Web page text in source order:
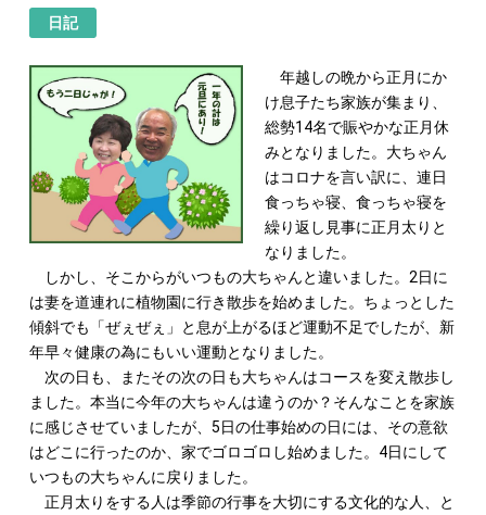
日記
年越しの晩から正月にか
け息子たち家族が集まり、
総勢14名で賑やかな正月休
みとなりました。大ちゃん
はコロナを言い訳に、連日
食っちゃ寝、食っちゃ寝を
繰り返し見事に正月太りと
なりました。
しかし、そこからがいつもの大ちゃんと違いました。2日に
は妻を道連れに植物園に行き散歩を始めました。ちょっとした
傾斜でも「ぜぇぜぇ」と息が上がるほど運動不足でしたが、新
年早々健康の為にもいい運動となりました。
次の日も、またその次の日も大ちゃんはコースを変え散歩し
ました。本当に今年の大ちゃんは違うのか？そんなことを家族
に感じさせていましたが、5日の仕事始めの日には、その意欲
はどこに行ったのか、家でゴロゴロし始めました。4日にして
いつもの大ちゃんに戻りました。
正月太りをする人は季節の行事を大切にする文化的な人、と